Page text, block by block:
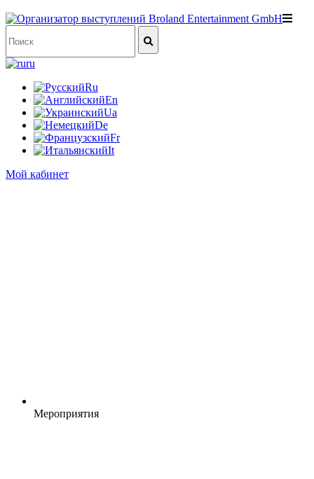
ru
Ru
En
Ua
De
Fr
It
Мой кабинет
Мероприятия